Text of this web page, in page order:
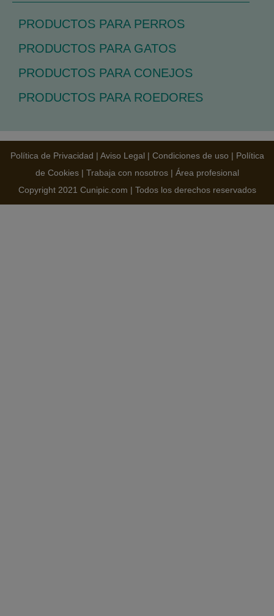
PRODUCTOS PARA PERROS
PRODUCTOS PARA GATOS
PRODUCTOS PARA CONEJOS
PRODUCTOS PARA ROEDORES
Política de Privacidad | Aviso Legal | Condiciones de uso | Política
de Cookies| Trabaja con nosotros| Área profesional
Copyright 2021 Cunipic.com | Todos los derechos reservados